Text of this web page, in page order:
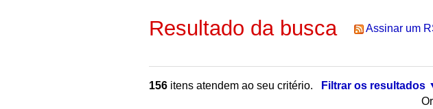
Resultado da busca Assinar um
156 itens atendem ao seu critério.
Filtrar os resultados